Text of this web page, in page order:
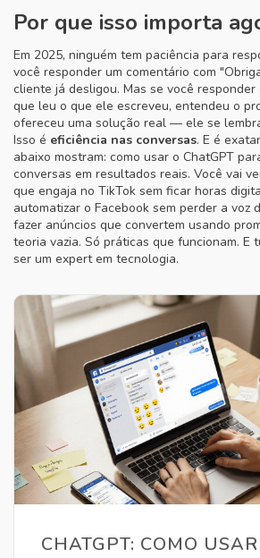
Por que isso importa
Em 2025, ninguém tem paciência para
você responder um comentário com
cliente já desligou. Mas se você
que leu o que ele escreveu, entendeu o
ofereceu uma solução real — ele se
Isso é eficiência nas conversas. E é
abaixo mostram: como usar o ChatGPT
conversas em resultados reais. Você vai
que engaja no TikTok sem ficar horas
automatizar o Facebook sem perder a voz
fazer anúncios que convertem usando
teoria vazia. Só práticas que funcionam. E
ser um expert em tecnologia.
CHATGPT: COMO